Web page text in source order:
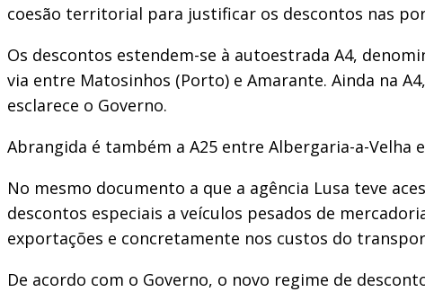
coesão territorial para justificar os descontos nas
Os descontos estendem-se à autoestrada A4,
via entre Matosinhos (Porto) e Amarante. Ainda na
esclarece o Governo.
Abrangida é também a A25 entre Albergaria-a-Velha
No mesmo documento a que a agência Lusa teve
descontos especiais a veículos pesados de
exportações e concretamente nos custos do
De acordo com o Governo, o novo regime de